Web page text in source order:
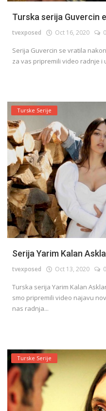
Turska serija Guvercin
tvexposed Oct 16, 2020 0
Serija Guvercin se vratila
za vas pripremili video radnje i
Turske Serije
Serija Yarim Kalan
tvexposed Oct 13, 2020 0
Turska serija Yarim Kalan
smo pripremili video najavu
nas radnja...
Turske Serije